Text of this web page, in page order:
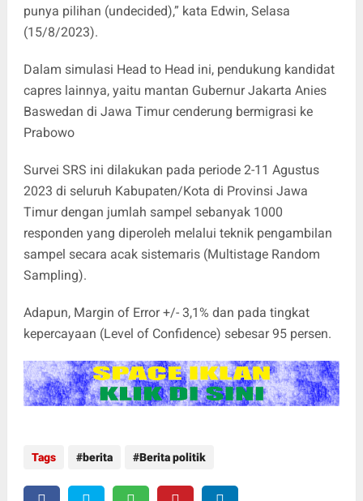
punya pilihan (undecided),” kata Edwin, Selasa
(15/8/2023).
Dalam simulasi Head to Head ini, pendukung kandidat
capres lainnya, yaitu mantan Gubernur Jakarta Anies
Baswedan di Jawa Timur cenderung bermigrasi ke
Prabowo
Survei SRS ini dilakukan pada periode 2-11 Agustus
2023 di seluruh Kabupaten/Kota di Provinsi Jawa
Timur dengan jumlah sampel sebanyak 1000
responden yang diperoleh melalui teknik pengambilan
sampel secara acak sistemaris (Multistage Random
Sampling).
Adapun, Margin of Error +/- 3,1% dan pada tingkat
kepercayaan (Level of Confidence) sebesar 95 persen.
Tags berita Berita politik